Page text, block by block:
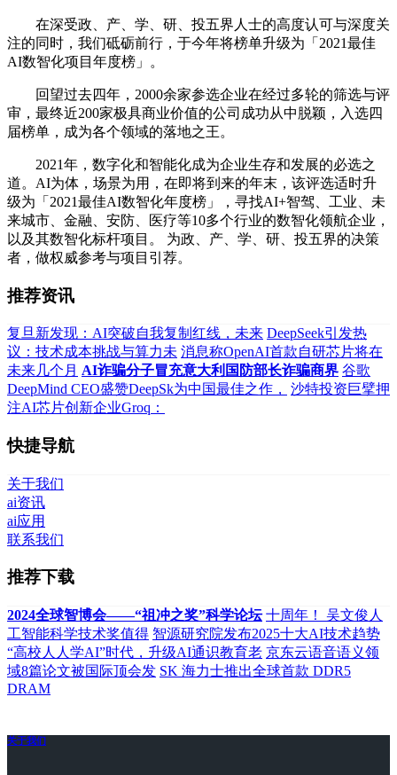
在深受政、产、学、研、投五界人士的高度认可与深度关
注的同时，我们砥砺前行，于今年将榜单升级为「2021最佳
AI数智化项目年度榜」。
回望过去四年，2000余家参选企业在经过多轮的筛选与评
审，最终近200家极具商业价值的公司成功从中脱颖，入选四
届榜单，成为各个领域的落地之王。
2021年，数字化和智能化成为企业生存和发展的必选之
道。AI为体，场景为用，在即将到来的年末，该评选适时升
级为「2021最佳AI数智化年度榜」，寻找AI+智驾、工业、未
来城市、金融、安防、医疗等10多个行业的数智化领航企业，
以及其数智化标杆项目。 为政、产、学、研、投五界的决策
者，做权威参考与项目引荐。
推荐资讯
复旦新发现：AI突破自我复制红线，未来 DeepSeek引发热
议：技术成本挑战与算力未 消息称OpenAI首款自研芯片将在
未来几个月 AI诈骗分子冒充意大利国防部长诈骗商界 谷歌
DeepMind CEO盛赞DeepSk为中国最佳之作，
沙特投资巨擘押
注AI芯片创新企业Groq：
快捷导航
关于我们
ai资讯
ai应用
联系我们
推荐下载
2024全球智博会——“祖冲之奖”科学论坛 十周年！ 吴文俊人
工智能科学技术奖值得 智源研究院发布2025十大AI技术趋势
“高校人人学AI”时代，升级AI通识教育老 京东云语音语义领
域8篇论文被国际顶会发 SK 海力士推出全球首款 DDR5
DRAM
关于我们